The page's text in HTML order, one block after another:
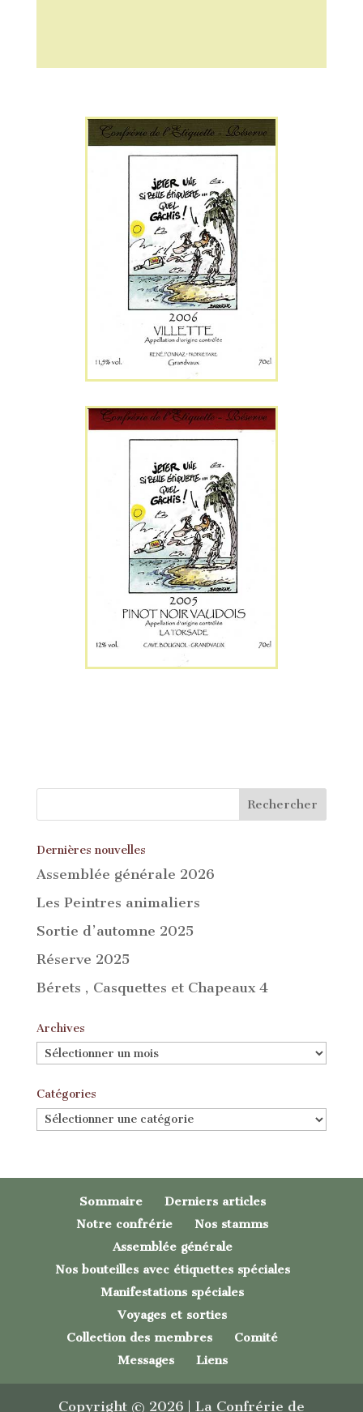
Dernières nouvelles
Assemblée générale 2026
Les Peintres animaliers
Sortie d’automne 2025
Réserve 2025
Bérets , Casquettes et Chapeaux 4
Archives
Archives
Catégories
Catégories
Sommaire
Derniers articles
Notre confrérie
Nos stamms
Assemblée générale
Nos bouteilles avec étiquettes spéciales
Manifestations spéciales
Voyages et sorties
Collection des membres
Comité
Messages
Liens
Copyright © 2026 | La Confrérie de